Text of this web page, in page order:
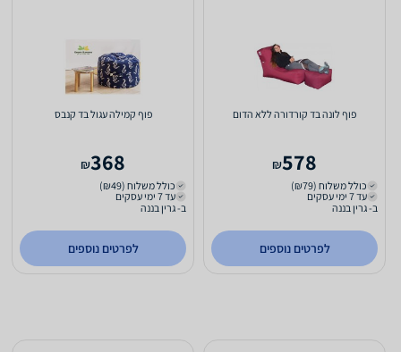
פוף לונה בד קורדורה ללא הדום
578
₪
כולל משלוח (₪79)
עד 7 ימי עסקים
ב- גרין בננה
לפרטים נוספים
פוף קמילה עגול בד קנבס
368
₪
כולל משלוח (₪49)
עד 7 ימי עסקים
ב- גרין בננה
לפרטים נוספים